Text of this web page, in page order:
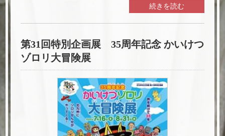
続きを読む
第31回特別企画展 35周年記念 かいけつ
ゾロリ大冒険展